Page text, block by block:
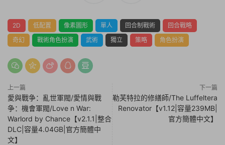
2D 低配置 像素圖形 單人 回合制戰術
回合戰略
奇幻
戰術角色扮演 武術 獨立 策略 角色扮演
上一篇
愛與戰争：亂世軍閥/愛情與戰
争：機會軍閥/Love n War:
Warlord by Chance【v2.1.1|整合
DLC|容量4.04GB|官方簡體中
文】
下一篇
勒芙特拉的修繕師/The Luffeltera
Renovator【v1.12|容量239MB|
官方簡體中文】